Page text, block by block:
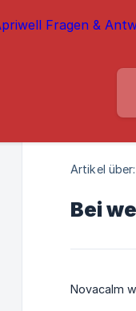
Artikel über:
Bei
Novacalm